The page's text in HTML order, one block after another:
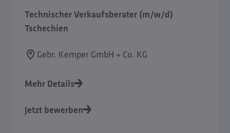
Technischer Verkaufsberater (m/w/d)
Tschechien
Gebr. Kemper GmbH + Co. KG
Mehr Details
Jetzt bewerben